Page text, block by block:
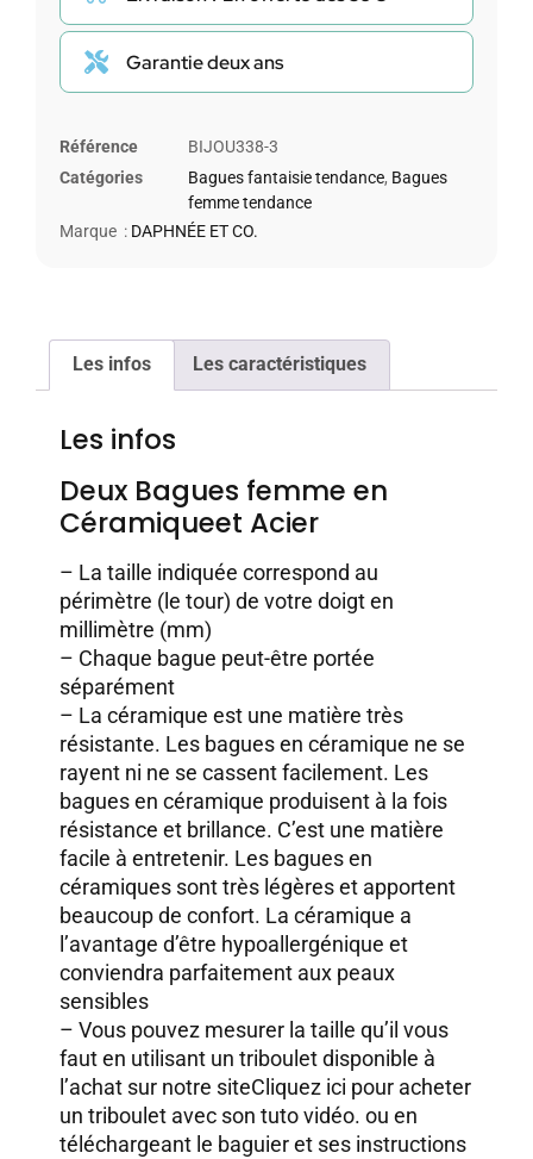
Garantie deux ans
Référence
BIJOU338-3
Catégories
Bagues fantaisie tendance, Bagues
femme tendance
Marque : DAPHNÉE ET CO.
Les infos Les caractéristiques
Les infos
Deux Bagues femme en
Céramiqueet Acier
– La taille indiquée correspond au
périmètre (le tour) de votre doigt en
millimètre (mm)
– Chaque bague peut-être portée
séparément
– La céramique est une matière très
résistante. Les bagues en céramique ne se
rayent ni ne se cassent facilement. Les
bagues en céramique produisent à la fois
résistance et brillance. C’est une matière
facile à entretenir. Les bagues en
céramiques sont très légères et apportent
beaucoup de confort. La céramique a
l’avantage d’être hypoallergénique et
conviendra parfaitement aux peaux
sensibles
– Vous pouvez mesurer la taille qu’il vous
faut en utilisant un triboulet disponible à
l’achat sur notre siteCliquez ici pour acheter
un triboulet avec son tuto vidéo. ou en
téléchargeant le baguier et ses instructions